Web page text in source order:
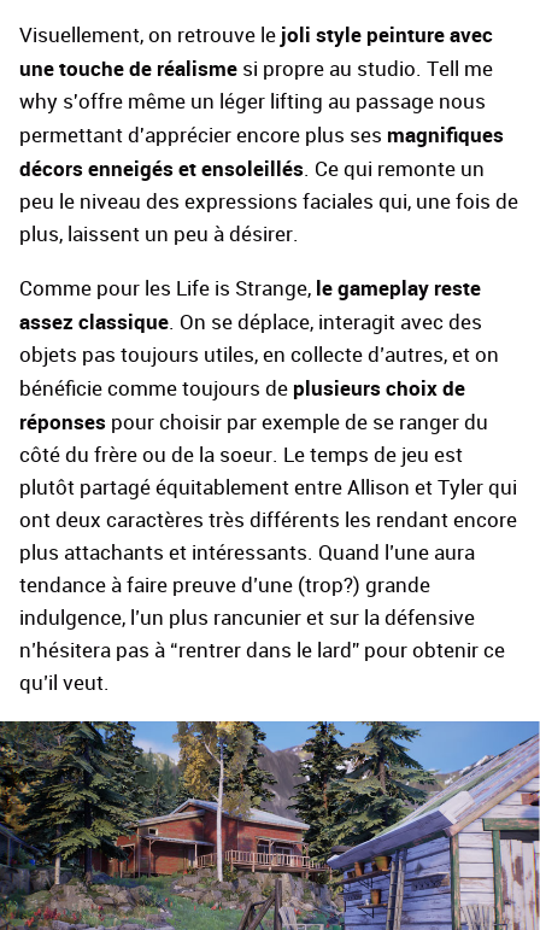
Visuellement, on retrouve le joli style peinture avec
une touche de réalisme si propre au studio. Tell me
why s'offre même un léger lifting au passage nous
permettant d'apprécier encore plus ses magnifiques
décors enneigés et ensoleillés. Ce qui remonte un
peu le niveau des expressions faciales qui, une fois de
plus, laissent un peu à désirer.
Comme pour les Life is Strange, le gameplay reste
assez classique. On se déplace, interagit avec des
objets pas toujours utiles, en collecte d’autres, et on
bénéficie comme toujours de plusieurs choix de
réponses pour choisir par exemple de se ranger du
côté du frère ou de la soeur. Le temps de jeu est
plutôt partagé équitablement entre Allison et Tyler qui
ont deux caractères très différents les rendant encore
plus attachants et intéressants. Quand l’une aura
tendance à faire preuve d’une (trop?) grande
indulgence, l’un plus rancunier et sur la défensive
n’hésitera pas à “rentrer dans le lard” pour obtenir ce
qu’il veut.